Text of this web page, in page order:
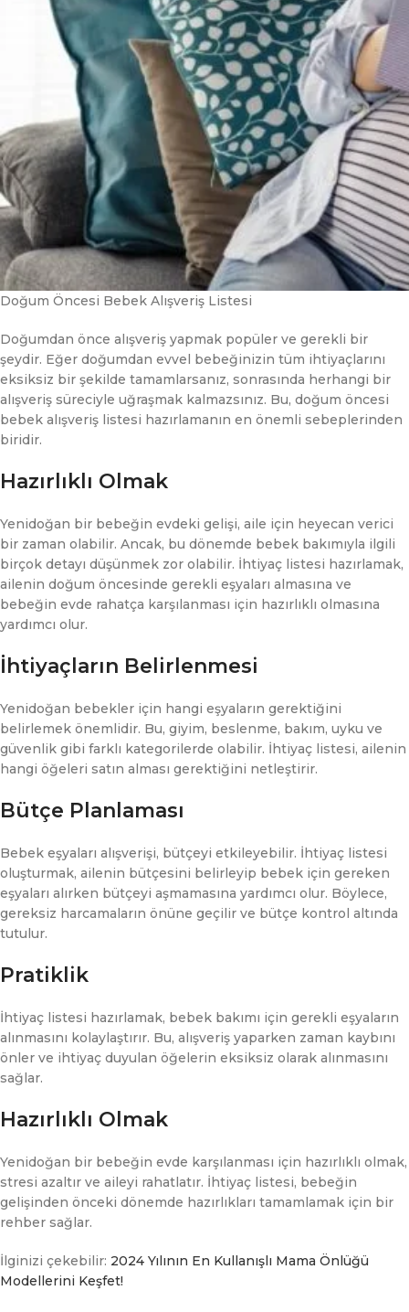
Doğum Öncesi Bebek Alışveriş Listesi
Doğumdan önce alışveriş yapmak popüler ve gerekli bir
şeydir. Eğer doğumdan evvel bebeğinizin tüm ihtiyaçlarını
eksiksiz bir şekilde tamamlarsanız, sonrasında herhangi bir
alışveriş süreciyle uğraşmak kalmazsınız. Bu, doğum öncesi
bebek alışveriş listesi hazırlamanın en önemli sebeplerinden
biridir.
Hazırlıklı Olmak
Yenidoğan bir bebeğin evdeki gelişi, aile için heyecan verici
bir zaman olabilir. Ancak, bu dönemde bebek bakımıyla ilgili
birçok detayı düşünmek zor olabilir. İhtiyaç listesi hazırlamak,
ailenin doğum öncesinde gerekli eşyaları almasına ve
bebeğin evde rahatça karşılanması için hazırlıklı olmasına
yardımcı olur.
İhtiyaçların Belirlenmesi
Yenidoğan bebekler için hangi eşyaların gerektiğini
belirlemek önemlidir. Bu, giyim, beslenme, bakım, uyku ve
güvenlik gibi farklı kategorilerde olabilir. İhtiyaç listesi, ailenin
hangi öğeleri satın alması gerektiğini netleştirir.
Bütçe Planlaması
Bebek eşyaları alışverişi, bütçeyi etkileyebilir. İhtiyaç listesi
oluşturmak, ailenin bütçesini belirleyip bebek için gereken
eşyaları alırken bütçeyi aşmamasına yardımcı olur. Böylece,
gereksiz harcamaların önüne geçilir ve bütçe kontrol altında
tutulur.
Pratiklik
İhtiyaç listesi hazırlamak, bebek bakımı için gerekli eşyaların
alınmasını kolaylaştırır. Bu, alışveriş yaparken zaman kaybını
önler ve ihtiyaç duyulan öğelerin eksiksiz olarak alınmasını
sağlar.
Hazırlıklı Olmak
Yenidoğan bir bebeğin evde karşılanması için hazırlıklı olmak,
stresi azaltır ve aileyi rahatlatır. İhtiyaç listesi, bebeğin
gelişinden önceki dönemde hazırlıkları tamamlamak için bir
rehber sağlar.
İlginizi çekebilir: 2024 Yılının En Kullanışlı Mama Önlüğü
Modellerini Keşfet!